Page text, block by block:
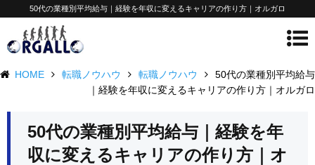
50代の業種別平均給与｜経験を年収に変えるキャリアの作り方｜オルガロ
HOME 転職ノウハウ 転職ノウハウ
50代の業種別平均給与
｜経験を年収に変えるキャリアの作り方｜オルガロ
50代の業種別平均給与｜経験を年
収に変えるキャリアの作り方｜オ